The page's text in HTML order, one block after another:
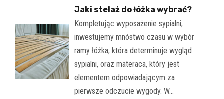
Jaki stelaż do łóżka wybrać?
Kompletując wyposażenie sypialni,
inwestujemy mnóstwo czasu w wybór
ramy łóżka, która determinuje wygląd
sypialni, oraz materaca, który jest
elementem odpowiadającym za
pierwsze odczucie wygody. W…